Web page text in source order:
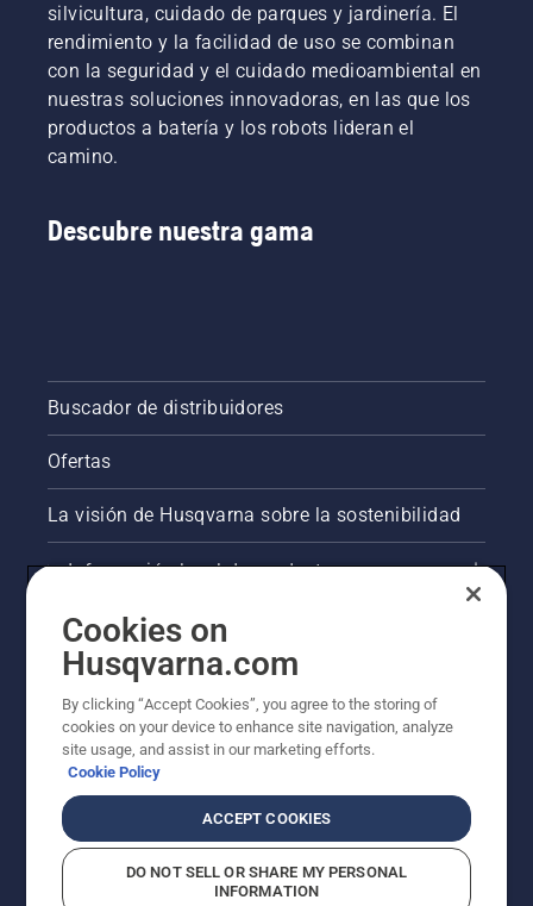
silvicultura, cuidado de parques y jardinería. El
rendimiento y la facilidad de uso se combinan
con la seguridad y el cuidado medioambiental en
nuestras soluciones innovadoras, en las que los
productos a batería y los robots lideran el
camino.
Descubre nuestra gama
Buscador de distribuidores
Ofertas
La visión de Husqvarna sobre la sostenibilidad
Información legal de productos
Otros sitios de Husqvarna
AlertLine/Canal de Denúncias
Cookies on
Husqvarna.com
By clicking “Accept Cookies”, you agree to the storing of
cookies on your device to enhance site navigation, analyze
site usage, and assist in our marketing efforts.
Cookie Policy
ACCEPT COOKIES
DO NOT SELL OR SHARE MY PERSONAL
INFORMATION